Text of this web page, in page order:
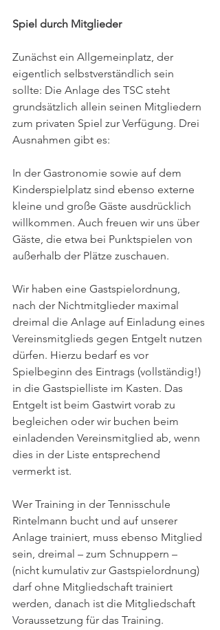
Spiel durch Mitglieder
Zunächst ein Allgemeinplatz, der
eigentlich selbstverständlich sein
sollte: Die Anlage des TSC steht
grundsätzlich allein seinen Mitgliedern
zum privaten Spiel zur Verfügung. Drei
Ausnahmen gibt es:
In der Gastronomie sowie auf dem
Kinderspielplatz sind ebenso externe
kleine und große Gäste ausdrücklich
willkommen. Auch freuen wir uns über
Gäste, die etwa bei Punktspielen von
außerhalb der Plätze zuschauen.
Wir haben eine Gastspielordnung,
nach der Nichtmitglieder maximal
dreimal die Anlage auf Einladung eines
Vereinsmitglieds gegen Entgelt nutzen
dürfen. Hierzu bedarf es vor
Spielbeginn des Eintrags (vollständig!)
in die Gastspielliste im Kasten. Das
Entgelt ist beim Gastwirt vorab zu
begleichen oder wir buchen beim
einladenden Vereinsmitglied ab, wenn
dies in der Liste entsprechend
vermerkt ist.
Wer Training in der Tennisschule
Rintelmann bucht und auf unserer
Anlage trainiert, muss ebenso Mitglied
sein, dreimal – zum Schnuppern –
(nicht kumulativ zur Gastspielordnung)
darf ohne Mitgliedschaft trainiert
werden, danach ist die Mitgliedschaft
Voraussetzung für das Training.